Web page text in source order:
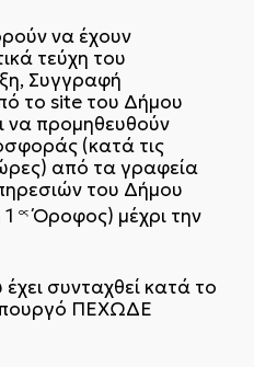
να έχουν
τεύχη του
Συγγραφή
το site του Δήμου
να προμηθευθούν
(κατά τις
από τα γραφεία
του Δήμου
οςΌροφος) μέχρι την
συνταχθεί κατά το
ΠΕΧΩΔΕ